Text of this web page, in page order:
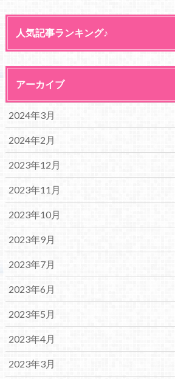
人気記事ランキング♪
アーカイブ
2024年3月
2024年2月
2023年12月
2023年11月
2023年10月
2023年9月
2023年7月
2023年6月
2023年5月
2023年4月
2023年3月